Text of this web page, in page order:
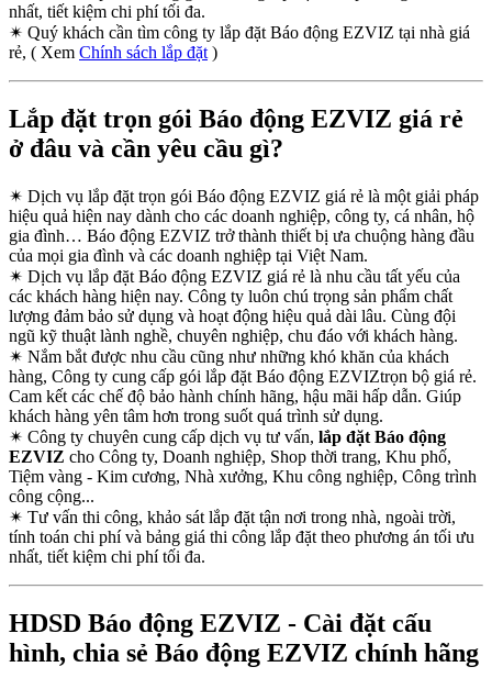
nhất, tiết kiệm chi phí tối đa.
✴ Quý khách cần tìm công ty lắp đặt Báo động EZVIZ tại nhà giá
rẻ, ( Xem Chính sách lắp đặt )
Lắp đặt trọn gói Báo động EZVIZ giá rẻ
ở đâu và cần yêu cầu gì?
✴ Dịch vụ lắp đặt trọn gói Báo động EZVIZ giá rẻ là một giải pháp
hiệu quả hiện nay dành cho các doanh nghiệp, công ty, cá nhân, hộ
gia đình… Báo động EZVIZ trở thành thiết bị ưa chuộng hàng đầu
của mọi gia đình và các doanh nghiệp tại Việt Nam.
✴ Dịch vụ lắp đặt Báo động EZVIZ giá rẻ là nhu cầu tất yếu của
các khách hàng hiện nay. Công ty luôn chú trọng sản phẩm chất
lượng đảm bảo sử dụng và hoạt động hiệu quả dài lâu. Cùng đội
ngũ kỹ thuật lành nghề, chuyên nghiệp, chu đáo với khách hàng.
✴ Nắm bắt được nhu cầu cũng như những khó khăn của khách
hàng, Công ty cung cấp gói lắp đặt Báo động EZVIZtrọn bộ giá rẻ.
Cam kết các chế độ bảo hành chính hãng, hậu mãi hấp dẫn. Giúp
khách hàng yên tâm hơn trong suốt quá trình sử dụng.
✴ Công ty chuyên cung cấp dịch vụ tư vấn, lắp đặt Báo động
EZVIZ cho Công ty, Doanh nghiệp, Shop thời trang, Khu phố,
Tiệm vàng - Kim cương, Nhà xưởng, Khu công nghiệp, Công trình
công cộng...
✴ Tư vấn thi công, khảo sát lắp đặt tận nơi trong nhà, ngoài trời,
tính toán chi phí và bảng giá thi công lắp đặt theo phương án tối ưu
nhất, tiết kiệm chi phí tối đa.
HDSD Báo động EZVIZ - Cài đặt cấu
hình, chia sẻ Báo động EZVIZ chính hãng